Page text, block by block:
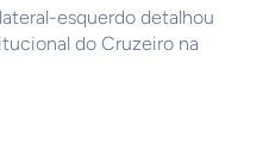
esquerdo detalhou
do Cruzeiro na